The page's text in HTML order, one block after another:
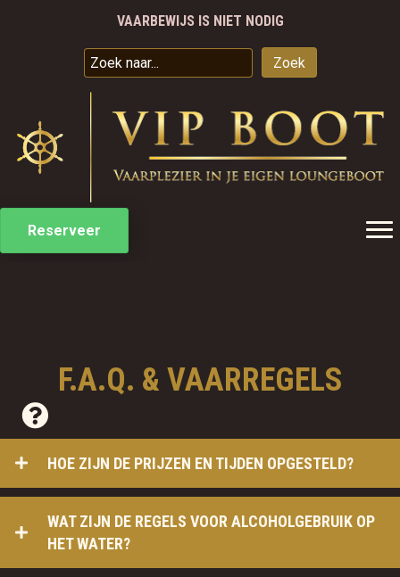
JE EIGEN LUXE LOUNGEBOOT VOOR 9 PERSONEN
VAREN VANAF €50 PER UUR
VAARBEWIJS IS NIET NODIG
Zoek
Reserveer
F.A.Q. & VAARREGELS
HOE ZIJN DE PRIJZEN EN TIJDEN OPGESTELD?
WAT ZIJN DE REGELS VOOR ALCOHOLGEBRUIK OP
HET WATER?